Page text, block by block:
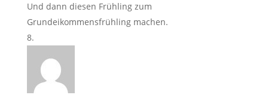
Und dann diesen Frühling zum
Grundeikommensfrühling machen.